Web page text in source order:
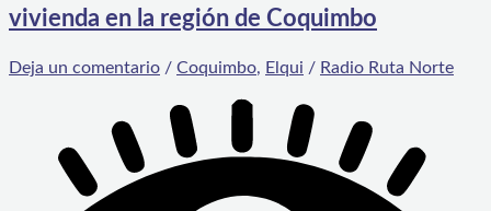
vivienda en la región de Coquimbo
Deja un comentario / Coquimbo, Elqui / Radio Ruta Norte